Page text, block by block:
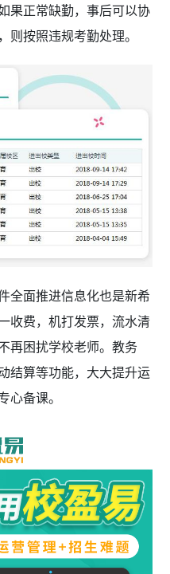
果正常缺勤，事后可以协
按照违规考勤处理。
全面推进信息化也是新希
收费，机打发票，流水清
再困扰学校老师。教务
结算等功能，大大提升运
心备课。